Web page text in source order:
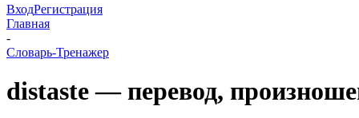
ВходРегистрация
Главная
-
Словарь-Тренажер
distaste — перевод,